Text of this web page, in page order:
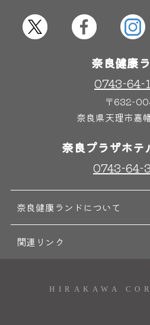
屋内レジャープール
奈良わんぱくランド
奈良健康
0743-64-
〒632-
奈良県天理市嘉
奈良プラザホテ
0743-64-
奈良健康ランドについて
関連リンク
HIRAKAWA